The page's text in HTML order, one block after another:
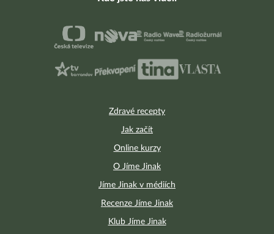
Zdravé recepty
Jak začít
Online kurzy
O Jíme Jinak
Jíme Jinak v médiích
Recenze Jíme Jinak
Klub Jíme Jinak